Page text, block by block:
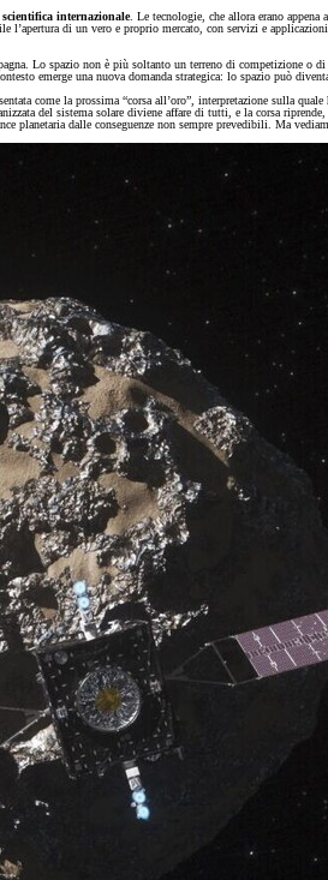
internazionale. Le tecnologie, che allora erano
l’apertura di un vero e proprio mercato, con servizi e
Lo spazio non è più soltanto un terreno di competizione
emerge una nuova domanda strategica: lo spazio può
come la prossima “corsa all’oro”, interpretazione sulla
del sistema solare diviene affare di tutti, e la corsa
planetaria dalle conseguenze non sempre prevedibili. Ma